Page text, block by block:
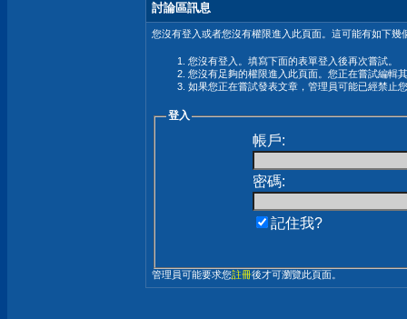
討論區訊息
您沒有登入或者您沒有權限進入此頁面。這可能有如下幾
您沒有登入。填寫下面的表單登入後再次嘗試。
您沒有足夠的權限進入此頁面。您正在嘗試編輯
如果您正在嘗試發表文章，管理員可能已經禁止
登入
帳戶:
密碼:
記住我?
管理員可能要求您註冊後才可瀏覽此頁面。